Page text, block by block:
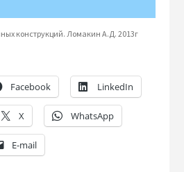
конструкций. Ломакин А.Д. 2013г
Facebook LinkedIn
X WhatsApp
E-mail